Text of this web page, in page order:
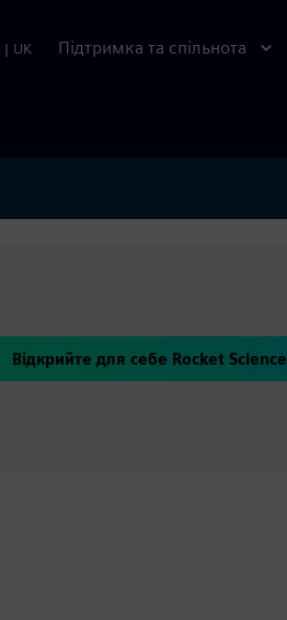
| UK Підтримка та спільнота
Відкрийте для себе Rocket Science